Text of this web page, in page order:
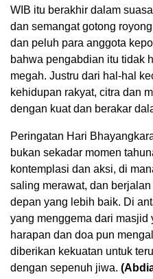
WIB itu berakhir dalam
dan semangat gotong
dan peluh para anggota
bahwa pengabdian itu tidak
megah. Justru dari hal-hal
kehidupan rakyat, citra dan
dengan kuat dan berakar
Peringatan Hari
bukan sekadar momen
kontemplasi dan aksi, di
saling merawat, dan
depan yang lebih baik. Di
yang menggema dari masjid
harapan dan doa pun
diberikan kekuatan untuk
dengan sepenuh jiwa.